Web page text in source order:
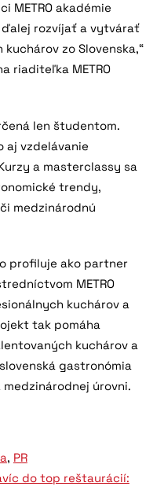
METRO akadémie
ďalej rozvíjať a vytvárať
zo Slovenska,“
riaditeľka METRO
len študentom.
aj vzdelávanie
a masterclassy sa
trendy,
medzinárodnú
profiluje ako partner
METRO
kuchárov a
tak pomáha
kuchárov a
gastronómia
úrovni.
, PR
do top reštaurácií: